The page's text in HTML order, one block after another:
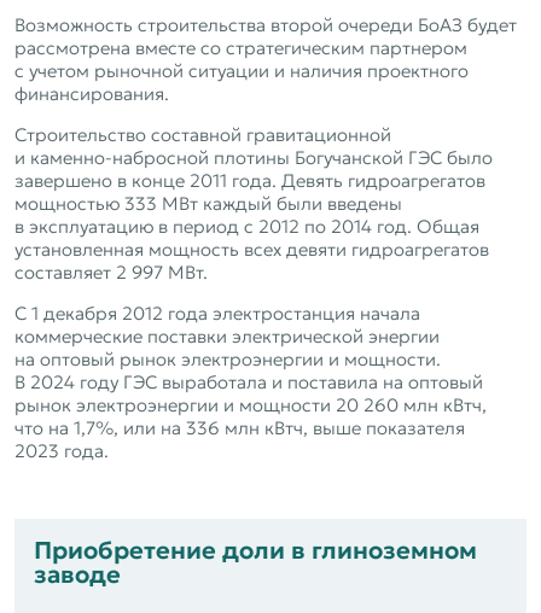
Возможность строительства второй очереди БоАЗ будет
рассмотрена вместе со стратегическим партнером
с учетом рыночной ситуации и наличия проектного
финансирования.
Строительство составной гравитационной
и каменно‑набросной плотины Богучанской ГЭС было
завершено в конце 2011 года. Девять гидроагрегатов
мощностью 333 МВт каждый были введены
в эксплуатацию в период с 2012 по 2014 год. Общая
установленная мощность всех девяти гидроагрегатов
составляет 2 997 МВт.
С 1 декабря 2012 года электростанция начала
коммерческие поставки электрической энергии
на оптовый рынок электроэнергии и мощности.
В 2024 году ГЭС выработала и поставила на оптовый
рынок электроэнергии и мощности 20 260 млн кВтч,
что на 1,7%, или на 336 млн кВтч, выше показателя
2023 года.
Приобретение доли в глиноземном
заводе